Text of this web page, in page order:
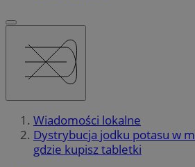
Wiadomości lokalne
Dystrybucja jodku potasu w
gdzie kupisz tabletki